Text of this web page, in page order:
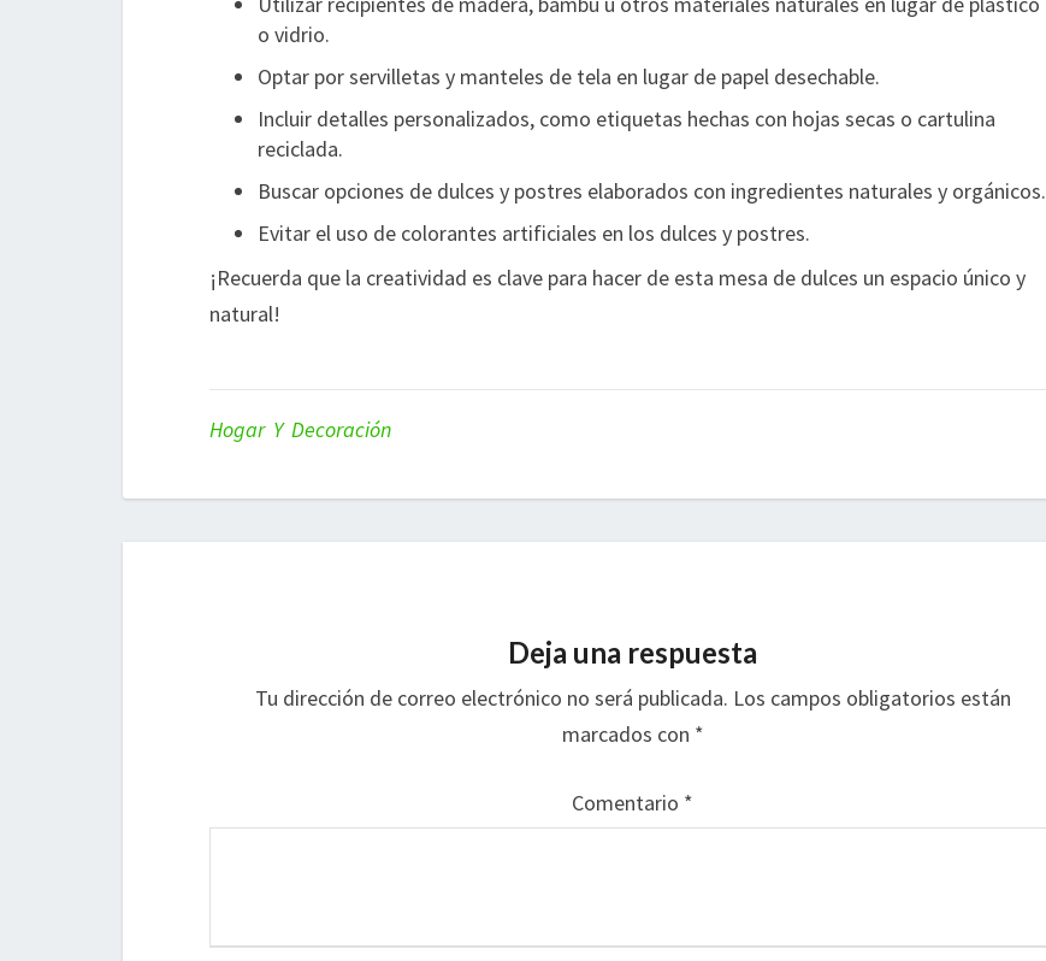
o vidrio.
Optar por servilletas y manteles de tela en lugar de papel desechable.
Incluir detalles personalizados, como etiquetas hechas con hojas secas o cartulina
reciclada.
Buscar opciones de dulces y postres elaborados con ingredientes naturales y orgánicos.
Evitar el uso de colorantes artificiales en los dulces y postres.
¡Recuerda que la creatividad es clave para hacer de esta mesa de dulces un espacio único y
natural!
Hogar Y Decoración
Deja una respuesta
Tu dirección de correo electrónico no será publicada. Los campos obligatorios están
marcados con *
Comentario *